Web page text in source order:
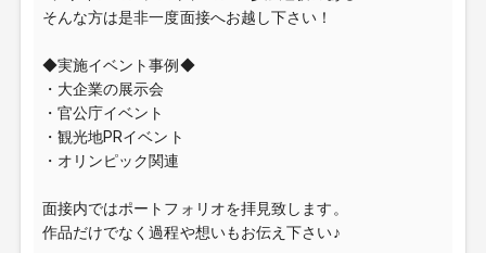
そんな方は是非一度面接へお越し下さい！
◆実施イベント事例◆
・大企業の展示会
・官公庁イベント
・観光地PRイベント
・オリンピック関連
面接内ではポートフォリオを拝見致します。
作品だけでなく過程や想いもお伝え下さい♪